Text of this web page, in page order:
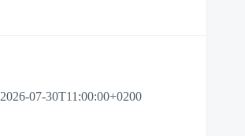
2026-07-30T11:00:00+0200